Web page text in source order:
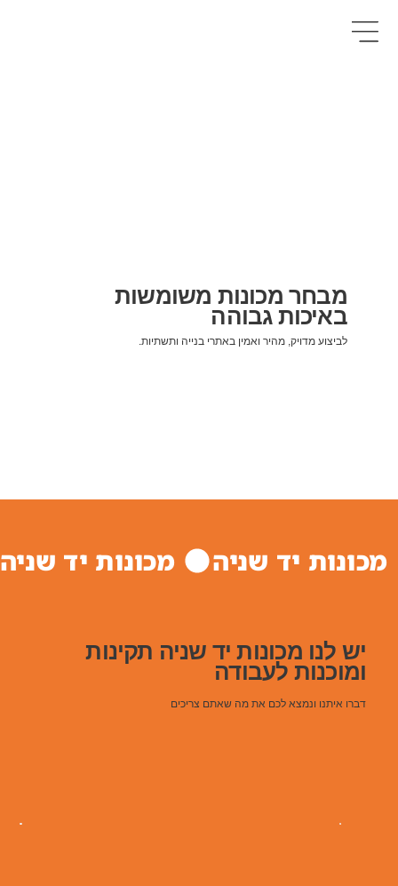
מבחר מכונות משומשות
באיכות גבוהה
לביצוע מדויק, מהיר ואמין באתרי בנייה ותשתיות.
יש לנו מכונות יד שניה תקינות
ומוכנות לעבודה
דברו איתנו ונמצא לכם את מה שאתם צריכים